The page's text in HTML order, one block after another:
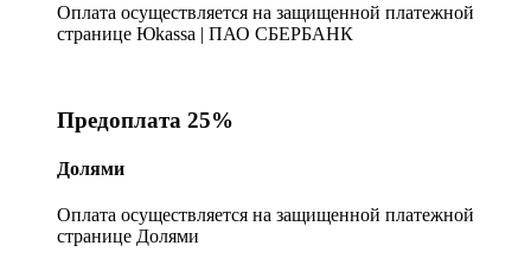
Оплата осуществляется на защищенной платежной
странице Юkassa | ПАО СБЕРБАНК
Предоплата 25%
Долями
Оплата осуществляется на защищенной платежной
странице Долями